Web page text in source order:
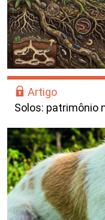
Artigo
Solos: patrimônio